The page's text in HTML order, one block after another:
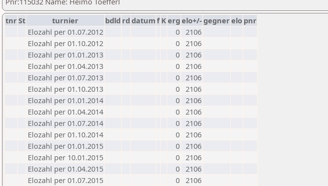
tnrSt turnier bdld rd datumf Kerg elo+/-gegnerelo pnr
Elozahl per 01.07.2012
0 2106
Elozahl per 01.10.2012
0 2106
Elozahl per 01.01.2013
0 2106
Elozahl per 01.04.2013
0 2106
Elozahl per 01.07.2013
0 2106
Elozahl per 01.10.2013
0 2106
Elozahl per 01.01.2014
0 2106
Elozahl per 01.04.2014
0 2106
Elozahl per 01.07.2014
0 2106
Elozahl per 01.10.2014
0 2106
Elozahl per 01.01.2015
0 2106
Elozahl per 10.01.2015
0 2106
Elozahl per 01.04.2015
0 2106
Elozahl per 01.07.2015
0 2106